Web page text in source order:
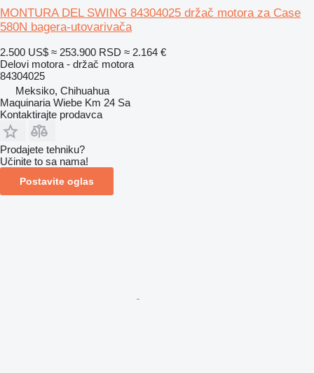
MONTURA DEL SWING 84304025 držač motora za Case
580N bagera-utovarivača
2.500 US$ ≈ 253.900 RSD ≈ 2.164 €
Delovi motora - držač motora
84304025
Meksiko, Chihuahua
Maquinaria Wiebe Km 24 Sa
Kontaktirajte prodavca
Prodajete tehniku?
Učinite to sa nama!
Postavite oglas